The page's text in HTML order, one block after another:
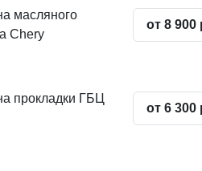
масляного
Chery
от 8 900
прокладки ГБЦ
от 6 300